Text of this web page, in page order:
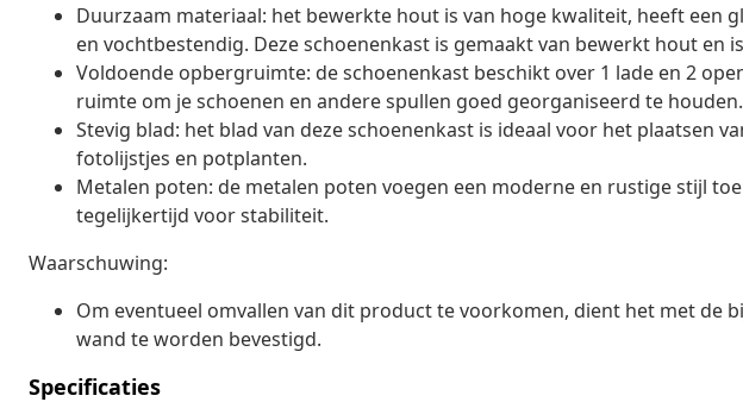
Duurzaam materiaal: het bewerkte hout is van hoge kwaliteit, heeft een
en vochtbestendig. Deze schoenenkast is gemaakt van bewerkt hout en
Voldoende opbergruimte: de schoenenkast beschikt over 1 lade en 2
ruimte om je schoenen en andere spullen goed georganiseerd te houden.
Stevig blad: het blad van deze schoenenkast is ideaal voor het plaatsen
fotolijstjes en potplanten.
Metalen poten: de metalen poten voegen een moderne en rustige stijl
tegelijkertijd voor stabiliteit.
Waarschuwing:
Om eventueel omvallen van dit product te voorkomen, dient het met de
wand te worden bevestigd.
Specificaties